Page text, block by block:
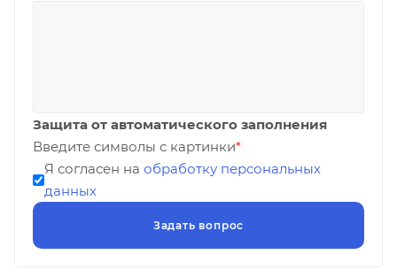
Защита от автоматического заполнения
Введите символы с картинки*
Я согласен на обработку персональных
данных